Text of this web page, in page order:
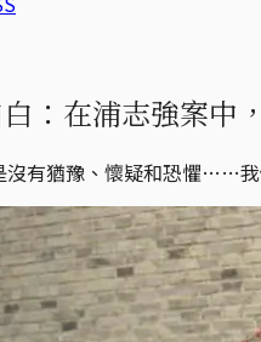
：在浦志強案中
有猶豫、懷疑和恐懼……